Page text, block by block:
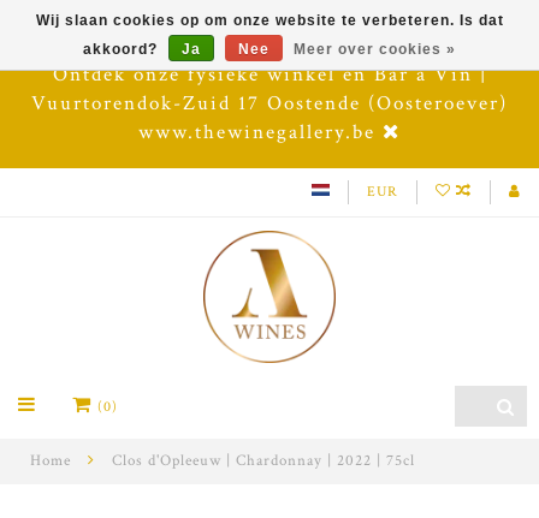
Ontdek onze fysieke winkel en Bar à Vin |
Vuurtorendok-Zuid 17 Oostende (Oosteroever)
www.thewinegallery.be
EUR
(0)
Home Clos d'Opleeuw | Chardonnay | 2022 | 75cl
Wij slaan cookies op om onze website te verbeteren. Is dat
akkoord?
Ja Nee Meer over cookies »